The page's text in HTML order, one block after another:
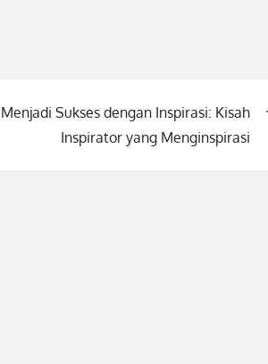
Menjadi Sukses dengan Inspirasi: Kisah
Inspirator yang Menginspirasi